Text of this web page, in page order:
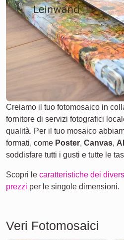
Creiamo il tuo fotomosaico in
fornitore di servizi fotografici
qualità. Per il tuo mosaico
formati, come Poster, Canvas,
soddisfare tutti i gusti e tutte le
Scopri le caratteristiche dei
prezzi per le singole dimensioni.
Veri Fotomosaici